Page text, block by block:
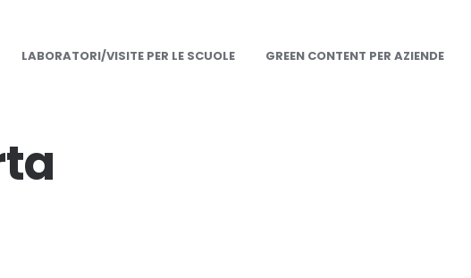
LABORATORI/VISITE PER LE SCUOLE GREEN CONTENT PER AZIENDE